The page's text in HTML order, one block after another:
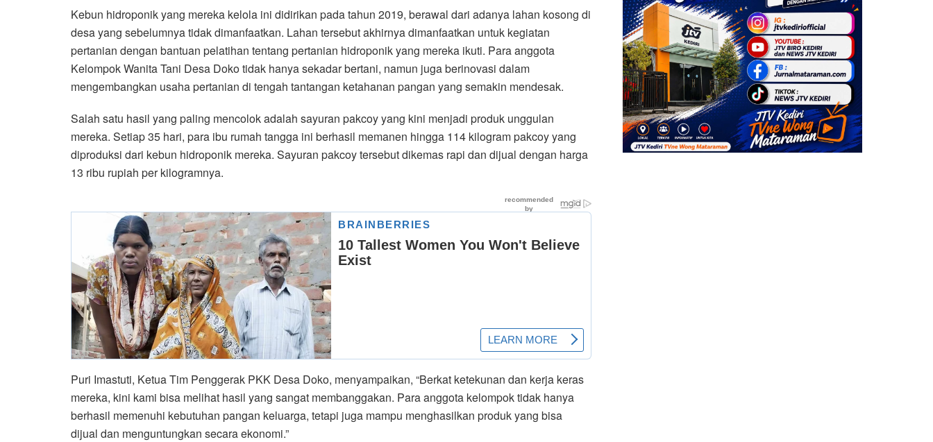
Kebun hidroponik yang mereka kelola ini didirikan pada tahun 2019, berawal dari adanya lahan kosong di
desa yang sebelumnya tidak dimanfaatkan. Lahan tersebut akhirnya dimanfaatkan untuk kegiatan
pertanian dengan bantuan pelatihan tentang pertanian hidroponik yang mereka ikuti. Para anggota
Kelompok Wanita Tani Desa Doko tidak hanya sekadar bertani, namun juga berinovasi dalam
mengembangkan usaha pertanian di tengah tantangan ketahanan pangan yang semakin mendesak.
Salah satu hasil yang paling mencolok adalah sayuran pakcoy yang kini menjadi produk unggulan
mereka. Setiap 35 hari, para ibu rumah tangga ini berhasil memanen hingga 114 kilogram pakcoy yang
diproduksi dari kebun hidroponik mereka. Sayuran pakcoy tersebut dikemas rapi dan dijual dengan harga
13 ribu rupiah per kilogramnya.
Puri Imastuti, Ketua Tim Penggerak PKK Desa Doko, menyampaikan, “Berkat ketekunan dan kerja keras
mereka, kini kami bisa melihat hasil yang sangat membanggakan. Para anggota kelompok tidak hanya
berhasil memenuhi kebutuhan pangan keluarga, tetapi juga mampu menghasilkan produk yang bisa
dijual dan menguntungkan secara ekonomi.”